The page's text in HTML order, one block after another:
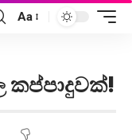
Aa
කප්පාදුවක්!